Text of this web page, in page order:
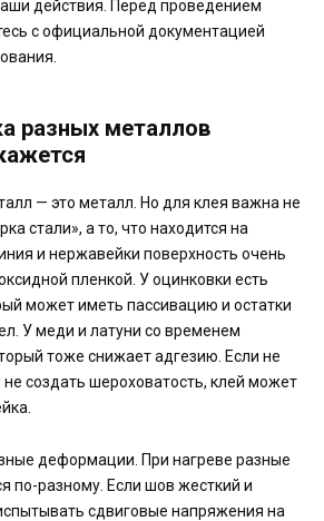
действия. Перед проведением
с официальной документацией
разных металлов
— это металл. Но для клея важна не
стали», а то, что находится на
и нержавейки поверхность очень
пленкой. У оцинковки есть
может иметь пассивацию и остатки
У меди и латуни со временем
тоже снижает адгезию. Если не
не создать шероховатость, клей может
деформации. При нагреве разные
по-разному. Если шов жесткий и
сдвиговые напряжения на